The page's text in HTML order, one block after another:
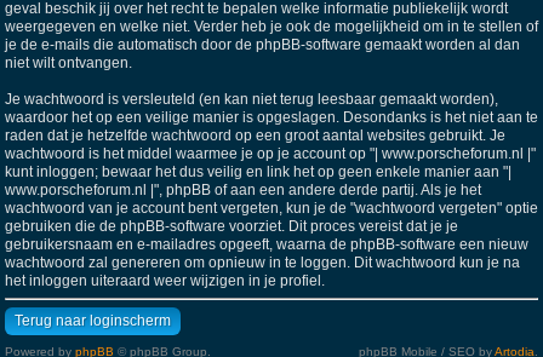
geval beschik jij over het recht te bepalen welke informatie publiekelijk wordt
weergegeven en welke niet. Verder heb je ook de mogelijkheid om in te stellen of
je de e-mails die automatisch door de phpBB-software gemaakt worden al dan
niet wilt ontvangen.
Je wachtwoord is versleuteld (en kan niet terug leesbaar gemaakt worden),
waardoor het op een veilige manier is opgeslagen. Desondanks is het niet aan te
raden dat je hetzelfde wachtwoord op een groot aantal websites gebruikt. Je
wachtwoord is het middel waarmee je op je account op "| www.porscheforum.nl |"
kunt inloggen; bewaar het dus veilig en link het op geen enkele manier aan "|
www.porscheforum.nl |", phpBB of aan een andere derde partij. Als je het
wachtwoord van je account bent vergeten, kun je de "wachtwoord vergeten" optie
gebruiken die de phpBB-software voorziet. Dit proces vereist dat je je
gebruikersnaam en e-mailadres opgeeft, waarna de phpBB-software een nieuw
wachtwoord zal genereren om opnieuw in te loggen. Dit wachtwoord kun je na
het inloggen uiteraard weer wijzigen in je profiel.
Terug naar loginscherm
Powered by phpBB © phpBB Group. phpBB Mobile / SEO byArtodia